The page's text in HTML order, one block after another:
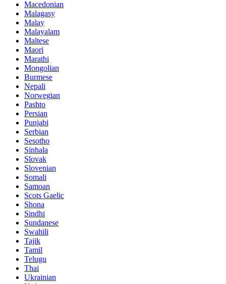
Macedonian
Malagasy
Malay
Malayalam
Maltese
Maori
Marathi
Mongolian
Burmese
Nepali
Norwegian
Pashto
Persian
Punjabi
Serbian
Sesotho
Sinhala
Slovak
Slovenian
Somali
Samoan
Scots Gaelic
Shona
Sindhi
Sundanese
Swahili
Tajik
Tamil
Telugu
Thai
Ukrainian